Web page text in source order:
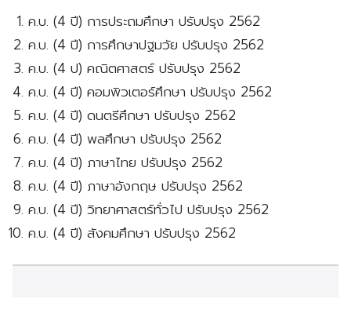
ค.บ. (4 ปี) การประถมศึกษา ปรับปรุง 2562
ค.บ. (4 ปี) การศึกษาปฐมวัย ปรับปรุง 2562
ค.บ. (4 ป) คณิตศาสตร์ ปรับปรุง 2562
ค.บ. (4 ปี) คอมพิวเตอร์ศึกษา ปรับปรุง 2562
ค.บ. (4 ปี) ดนตรีศึกษา ปรับปรุง 2562
ค.บ. (4 ปี) พลศึกษา ปรับปรุง 2562
ค.บ. (4 ปี) ภาษาไทย ปรับปรุง 2562
ค.บ. (4 ปี) ภาษาอังกฤษ ปรับปรุง 2562
ค.บ. (4 ปี) วิทยาศาสตร์ทั่วไป ปรับปรุง 2562
ค.บ. (4 ปี) สังคมศึกษา ปรับปรุง 2562